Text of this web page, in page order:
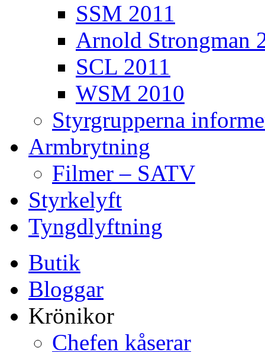
SSM 2011
Arnold Strongman
SCL 2011
WSM 2010
Styrgrupperna
Armbrytning
Filmer – SATV
Styrkelyft
Tyngdlyftning
Butik
Bloggar
Krönikor
Chefen kåserar